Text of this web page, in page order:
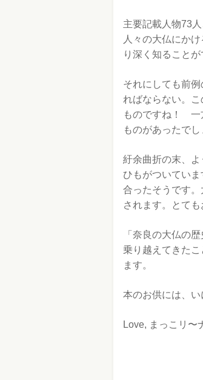
主要記載人物73
人々の大仏にか
り深く知ることが
それにしても前
ればならない。
ものですね！ 一
ものがあったでし
紆余曲折の末、
ひもがついてい
合ったそうです
されます。とても
「奈良の大仏の
乗り越えてきた
ます。
本のお供には、い
Love, まっこリ〜